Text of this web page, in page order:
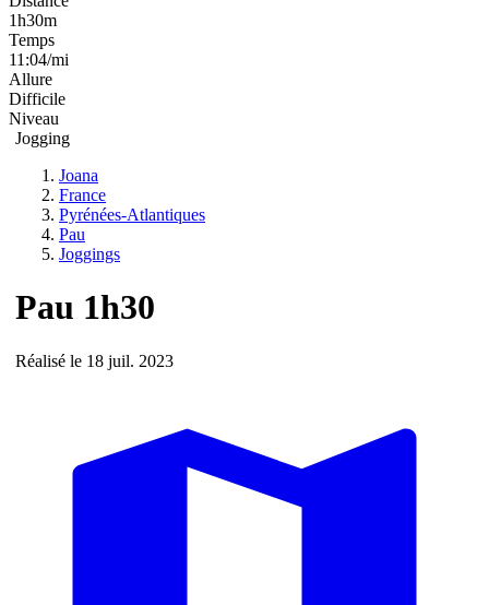
1h30m
Temps
11:04/mi
Allure
Difficile
Niveau
Jogging
Joana
France
Pyrénées-Atlantiques
Pau
Joggings
Pau 1h30
Réalisé le 18 juil. 2023